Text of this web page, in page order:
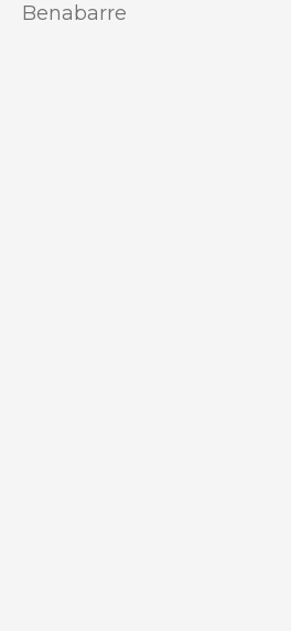
Benabarre